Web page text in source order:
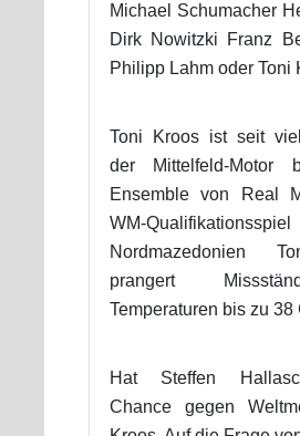
Michael Schumacher
Dirk Nowitzki Franz
Philipp Lahm oder Toni
Toni Kroos ist seit
der Mittelfeld-Motor
Ensemble von Real
WM-
Nordmazedonien
prangert
Temperaturen bis zu 38
Hat Steffen
Chance gegen